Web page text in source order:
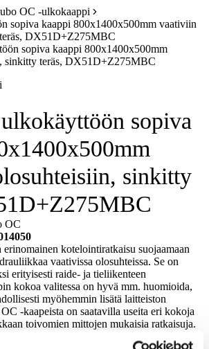
OC -ulkokaappi
sopiva kaappi 800x1400x500mm vaativiin
DX51D+Z275MBC
sopiva
sinkitty
OC
kotelointiratkaisu suojaamaan
vaativissa olosuhteissa. Se on
erityisesti raide- ja tieliikenteen
kokoa valitessa on hyvä mm. huomioida,
myöhemmin lisätä laitteiston
-kaapeista on saatavilla useita eri kokoja
toivomien mittojen mukaisia ratkaisuja.